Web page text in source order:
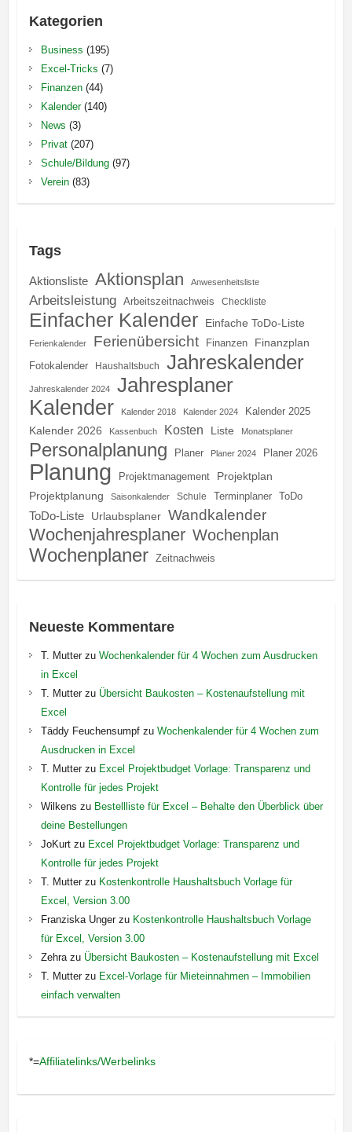
Kategorien
Business (195)
Excel-Tricks (7)
Finanzen(44)
Kalender(140)
News (3)
Privat(207)
Schule/Bildung(97)
Verein(83)
Tags
Aktionsliste Aktionsplan Anwesenheitsliste
Arbeitsleistung Arbeitszeitnachweis Checkliste
Einfacher Kalender Einfache ToDo-Liste
Ferienkalender Ferienübersicht Finanzen Finanzplan
Fotokalender Haushaltsbuch Jahreskalender
Jahreskalender 2024 Jahresplaner
Kalender Kalender 2018 Kalender 2024 Kalender 2025
Kalender 2026 Kassenbuch Kosten Liste Monatsplaner
Personalplanung Planer Planer 2024 Planer 2026
Planung Projektmanagement
Projektplan
Projektplanung
Saisonkalender Schule Terminplaner ToDo
ToDo-Liste Urlaubsplaner Wandkalender
Wochenjahresplaner Wochenplan
Wochenplaner Zeitnachweis
Neueste Kommentare
T. Mutterzu Wochenkalender für 4 Wochen zum Ausdrucken
in Excel
T. Mutterzu Übersicht Baukosten – Kostenaufstellung mit
Excel
Täddy Feuchensumpfzu Wochenkalender für 4 Wochen zum
Ausdrucken in Excel
T. Mutterzu Excel Projektbudget Vorlage: Transparenz und
Kontrolle für jedes Projekt
Wilkens zu Bestellliste für Excel – Behalte den Überblick über
deine Bestellungen
JoKurtzu Excel Projektbudget Vorlage: Transparenz und
Kontrolle für jedes Projekt
T. Mutterzu Kostenkontrolle Haushaltsbuch Vorlage für
Excel, Version 3.00
Franziska Ungerzu Kostenkontrolle Haushaltsbuch Vorlage
für Excel, Version 3.00
Zehrazu Übersicht Baukosten – Kostenaufstellung mit Excel
T. Mutterzu Excel-Vorlage für Mieteinnahmen – Immobilien
einfach verwalten
*=Affiliatelinks/Werbelinks